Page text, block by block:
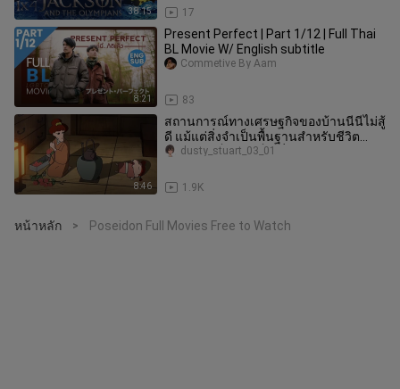
38:15 17
8:21
Present Perfect | Part 1/12 | Full Thai
BL Movie W/ English subtitle
83
Commetive By Aam
8:46
สถานการณ์ทางเศรษฐกิจของบ้านนีนีไม่สู้
ดี แม้แต่สิ่งจำเป็นพื้นฐานสำหรับชีวิต
ประจำวันก็กลายเป็นเรื่องฟุ
1.9K
dusty_stuart_03_01
หน้าหลัก > Poseidon Full Movies Free to Watch